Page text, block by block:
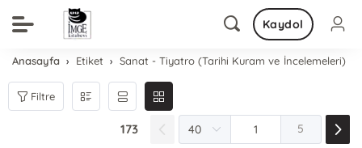
Kaydol
Anasayfa Etiket Sanat - Tiyatro (Tarihi Kuram ve İncelemeleri)
Filtre
173 5